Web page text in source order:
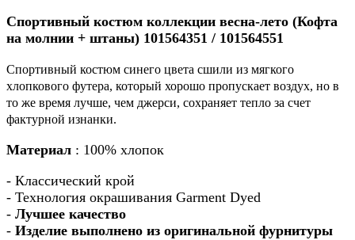
Спортивный костюм коллекции весна-лето (Кофта
на молнии + штаны) 101564351 / 101564551
Спортивный костюм синего цвета сшили из мягкого
хлопкового футера, который хорошо пропускает воздух, но в
то же время лучше, чем джерси, сохраняет тепло за счет
фактурной изнанки.
Материал : 100% хлопок
- Классический крой
- Технология окрашивания Garment Dyed
- Лучшее качество
- Изделие выполнено из оригинальной фурнитуры